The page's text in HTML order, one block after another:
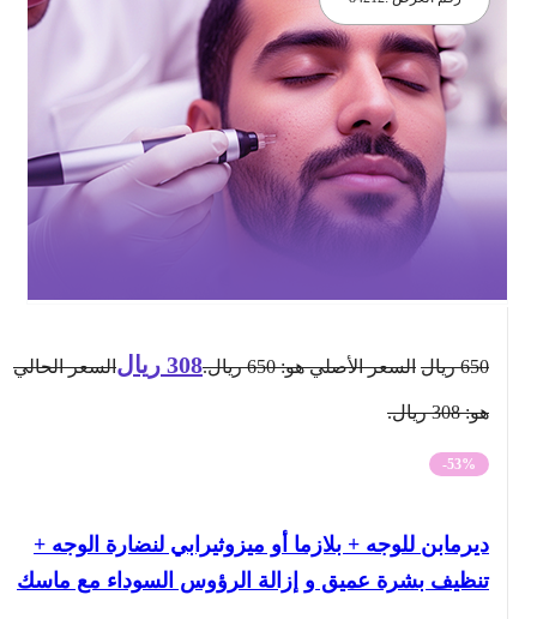
ريال السعر الأصلي هو: 650 ريال. 308 ريال السعر الحالي
-53%
ديرمابن للوجه + بلازما أو ميزوثيرابي لنضارة الوجه +
تنظيف بشرة عميق و إزالة الرؤوس السوداء مع ماسك